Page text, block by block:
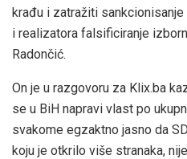
krađu i zatražiti
i realizatora falsificiranje
Radončić.
On je u razgovoru za Klix.ba
se u BiH napravi vlast po
svakome egzaktno jasno da
koju je otkrilo više stranaka,